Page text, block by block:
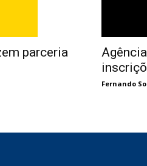
parceria
Fernando